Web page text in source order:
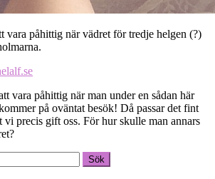
vara påhittig när vädret för tredje helgen (?)
vara påhittig när man under en sådan här
på oväntat besök! Då passar det fint
vi precis gift oss. För hur skulle man annars